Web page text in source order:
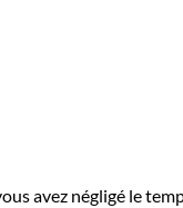
avez négligé le